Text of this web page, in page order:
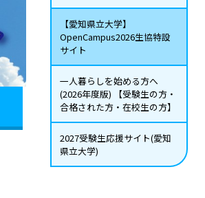
【愛知県立大学】
OpenCampus2026生協特設
サイト
一人暮らしを始める方へ
(2026年度版) 【受験生の方・
合格された方・在校生の方】
2027受験生応援サイト(愛知
県立大学)